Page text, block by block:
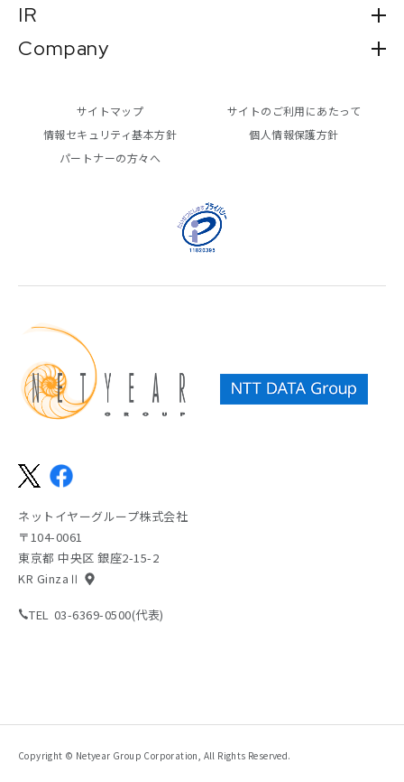
IR
Company
サイトのご利用にあたって
個人情報保護方針
情報セキュリティ基本方針
パートナーの方々へ
サイトマップ
ネットイヤーグループ株式会社
〒104-0061
東京都 中央区 銀座2-15-2
KR GinzaⅡ
TEL 03-6369-0500(代表)
Copyright © Netyear Group Corporation, All Rights Reserved.